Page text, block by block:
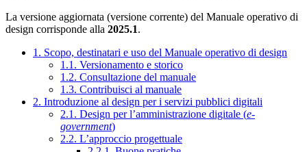
La versione aggiornata (versione corrente) del Manuale operativo di
design corrisponde alla 2025.1.
1. Scopo, destinatari e uso del Manuale operativo di design
1.1. Versionamento e storico
1.2. Consultazione del manuale
1.3. Contribuisci al manuale
2. Introduzione al design per i servizi pubblici digitali
2.1. Design per l’amministrazione digitale (e-
government)
2.2. L’approccio progettuale